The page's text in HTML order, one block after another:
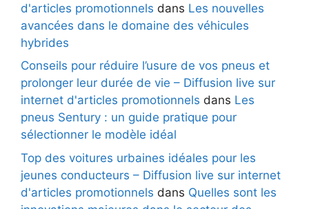
d'articles promotionnels dans Les nouvelles
avancées dans le domaine des véhicules
hybrides
Conseils pour réduire l’usure de vos pneus et
prolonger leur durée de vie – Diffusion live sur
internet d'articles promotionnels dans Les
pneus Sentury : un guide pratique pour
sélectionner le modèle idéal
Top des voitures urbaines idéales pour les
jeunes conducteurs – Diffusion live sur internet
d'articles promotionnels dans Quelles sont les